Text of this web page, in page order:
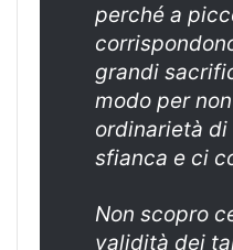
perché a
grandi
modo per
ordinarietà
sfianca e ci
Non scopro
validità dei